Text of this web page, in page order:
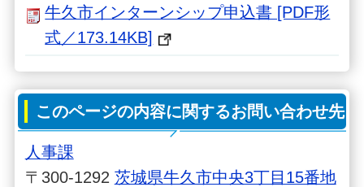
牛久市インターンシップ申込書 [PDF形
式／173.14KB]
このページの内容に関するお問い合わせ先
人事課
〒300-1292 茨城県牛久市中央3丁目15番地